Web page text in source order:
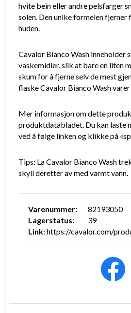
Varenummer:
82193050
Lagerstatus:
39
Link:https://cavalor.com/
hvite bein eller andre pelsfarger
solen. Den unike formelen
huden.
Cavalor Bianco Wash
vaskemidler, slik at bare en liten
skum for å fjerne selv de mest
flaske Cavalor Bianco Wash varer
Mer informasjon om dette
produktdatabladet. Du kan laste
ved å følge linken og klikke på
Tips: La Cavalor Bianco Wash
skyll deretter av med varmt vann.